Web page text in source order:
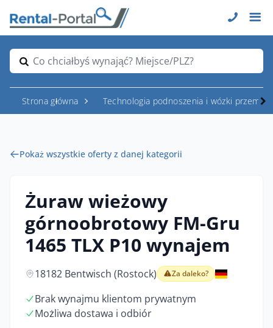
Co chciałbyś wynająć? Miejsce/PLZ?
Strona główna Technologia podnoszenia i wózki
Pokaż wszystkie oferty z danej kategorii
Żuraw wieżowy
górnoobrotowy FM-Gru
1465 TLX P10 wynajem
18182 Bentwisch (Rostock) Za daleko?
Brak wynajmu klientom prywatnym
Możliwa dostawa i odbiór